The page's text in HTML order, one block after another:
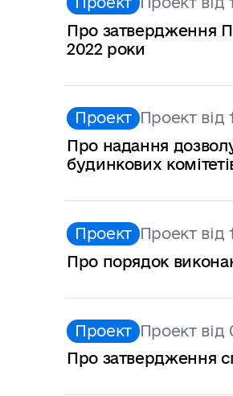
Про затвердження
2022 роки
Проект Проект від
Про надання
будинкових
Проект Проект від
Про порядок
Проект Проект від
Про затвердження